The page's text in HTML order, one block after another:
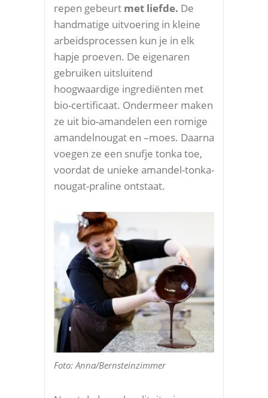
repen gebeurt met liefde. De
handmatige uitvoering in kleine
arbeidsprocessen kun je in elk
hapje proeven. De eigenaren
gebruiken uitsluitend
hoogwaardige ingrediënten met
bio-certificaat. Ondermeer maken
ze uit bio-amandelen een romige
amandelnougat en –moes. Daarna
voegen ze een snufje tonka toe,
voordat de unieke amandel-tonka-
nougat-praline ontstaat.
Foto: Anna/Bernsteinzimmer